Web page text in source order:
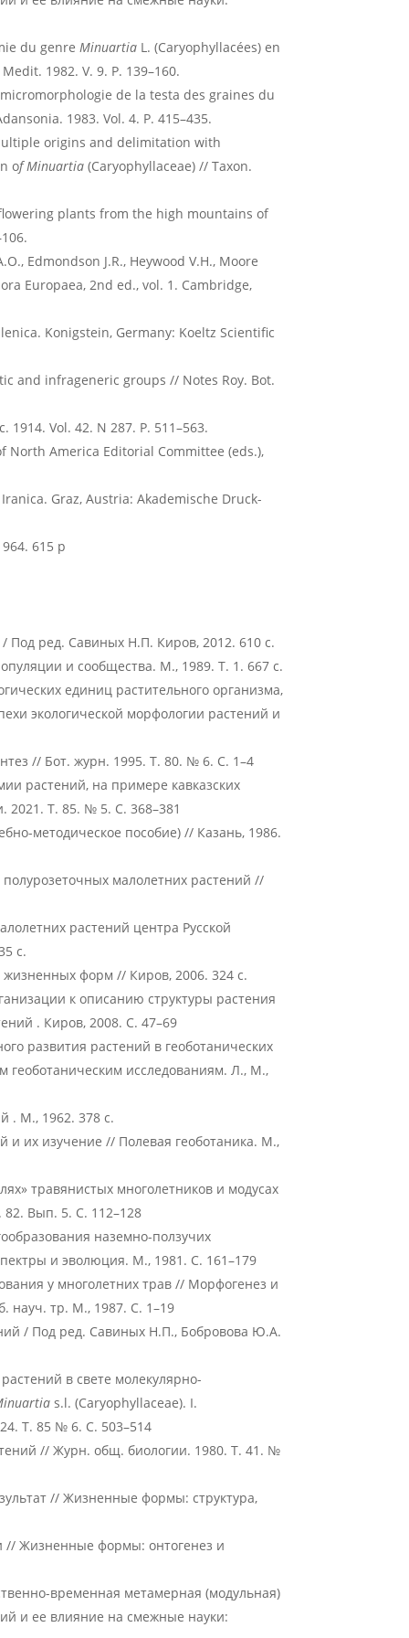
du genre MinuartiaL. (Caryophyllacées) en
1982. V. 9. P. 139–160.
de la testa des graines du
1983. Vol. 4. P. 415–435.
origins and delimitation with
of Minuartia(Caryophyllaceae) // Taxon.
plants from the high mountains of
Edmondson J.R., Heywood V.H., Moore
Europaea, 2nd ed., vol. 1. Cambridge,
Konigstein, Germany: Koeltz Scientific
and infrageneric groups // Notes Roy. Bot.
Vol. 42. N 287. P. 511–563.
North America Editorial Committee (eds.),
Graz, Austria: Akademische Druck-
615 p
ред. Савиных Н.П. Киров, 2012. 610 с.
и сообщества. М., 1989. Т. 1. 667 с.
единиц растительного организма,
экологической морфологии растений и
// Бот. журн. 1995. Т. 80. № 6. С. 1–4
растений, на примере кавказских
Т. 85. № 5. С. 368–381
методическое пособие) // Казань, 1986.
малолетних растений //
растений центра Русской
с.
форм // Киров, 2006. 324 с.
к описанию структуры растения
. Киров, 2008. С. 47–69
развития растений в геоботанических
исследованиям. Л., М.,
. М., 1962. 378 с.
их изучение // Полевая геоботаника. М.,
травянистых многолетников и модусах
Вып. 5. С. 112–128
наземно-ползучих
и эволюция. М., 1981. С. 161–179
у многолетних трав // Морфогенез и
науч. тр. М., 1987. С. 1–19
/ Под ред. Савиных Н.П., Бобровова Ю.А.
в свете молекулярно-
s.l. (Caryophyllaceae). I.
Т. 85 № 6. С. 503–514
// Журн. общ. биологии. 1980. Т. 41. №
// Жизненные формы: структура,
// Жизненные формы: онтогенез и
временная метамерная (модульная)
и ее влияние на смежные науки: